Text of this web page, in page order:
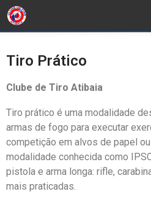
Tiro Prático
Clube de Tiro Atibaia
Tiro prático é uma modalidade
armas de fogo para executar
competição em alvos de papel
modalidade conhecida como
pistola e arma longa: rifle,
mais praticadas.